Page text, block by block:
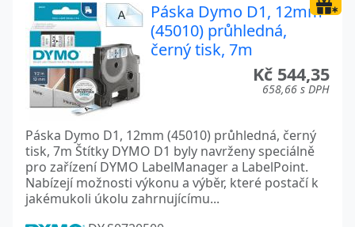
Páska Dymo D1, 12mm
(45010) průhledná,
černý tisk, 7m
Kč 544,35
658,66 s DPH
Páska Dymo D1, 12mm (45010) průhledná, černý
tisk, 7m Štítky DYMO D1 byly navrženy speciálně
pro zařízení DYMO LabelManager a LabelPoint.
Nabízejí možnosti výkonu a výběr, které postačí k
jakémukoli úkolu zahrnujícímu...